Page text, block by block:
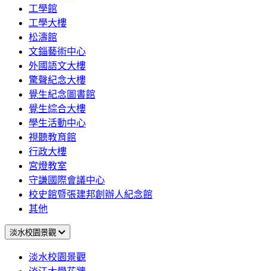
工學館
工學大樓
松濤館
文錙藝術中心
外國語文大樓
驚聲紀念大樓
覺生紀念圖書館
覺生綜合大樓
學生活動中心
視聽教育館
行政大樓
宮燈教室
守謙國際會議中心
校史館暨張建邦創辦人紀念館
其他
淡水校園景觀
淡水校園景觀